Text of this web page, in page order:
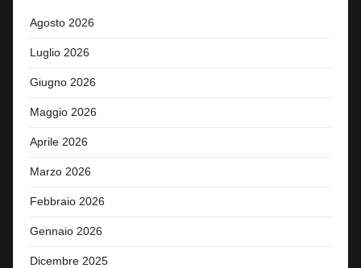
Agosto 2026
Luglio 2026
Giugno 2026
Maggio 2026
Aprile 2026
Marzo 2026
Febbraio 2026
Gennaio 2026
Dicembre 2025